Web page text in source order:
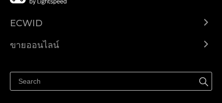
ECWID
ราคา
ขายออนไลน์
ขายบนเฟสบุ๊ค